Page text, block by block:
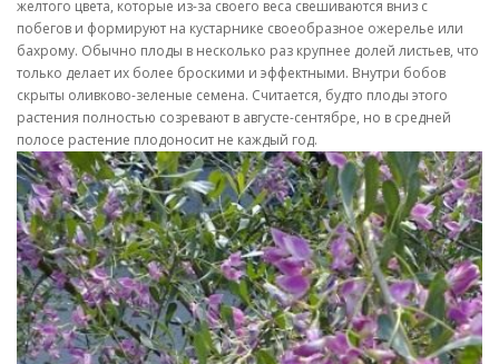
желтого цвета, которые из-за своего веса свешиваются вниз с
побегов и формируют на кустарнике своеобразное ожерелье или
бахрому. Обычно плоды в несколько раз крупнее долей листьев, что
только делает их более броскими и эффектными. Внутри бобов
скрыты оливково-зеленые семена. Считается, будто плоды этого
растения полностью созревают в августе-сентябре, но в средней
полосе растение плодоносит не каждый год.